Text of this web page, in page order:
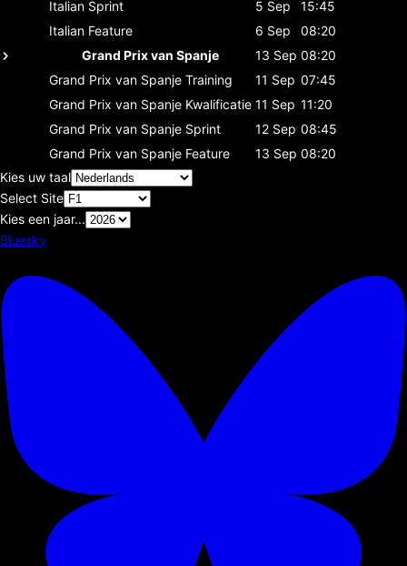
Italian Sprint 5 Sep
15:45
Italian Feature 6 Sep
08:20
Grand Prix van Spanje
13 Sep 08:20
Grand Prix van Spanje Training 11 Sep 07:45
Grand Prix van Spanje Kwalificatie 11 Sep 11:20
Grand Prix van Spanje Sprint 12 Sep 08:45
Grand Prix van Spanje Feature 13 Sep 08:20
Kies uw taal
Select Site
Kies een jaar...
Bluesky